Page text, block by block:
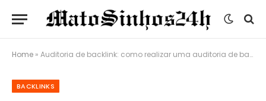
Home » Auditoria de backlink: como realizar uma auditoria de backlink em 6 etapas fáceis (2023)
BACKLINKS